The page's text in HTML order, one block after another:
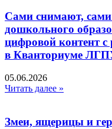
Сами снимают,
дошкольного
цифровой контент
в Кванториуме
05.06.2026
Читать далее »
Змеи, ящерицы и